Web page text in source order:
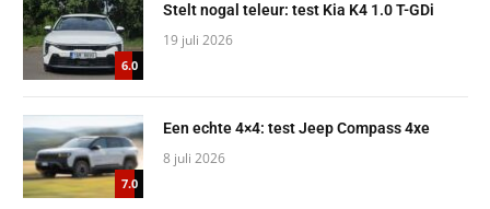
6.0
Stelt nogal teleur: test Kia K4 1.0 T-GDi
19 juli 2026
7.0
Een echte 4×4: test Jeep Compass 4xe
8 juli 2026